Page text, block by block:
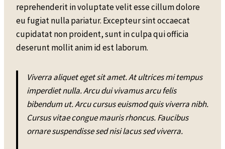
reprehenderit in voluptate velit esse cillum dolore
eu fugiat nulla pariatur. Excepteur sint occaecat
cupidatat non proident, sunt in culpa qui officia
deserunt mollit anim id est laborum.
Viverra aliquet eget sit amet. At ultrices mi tempus
imperdiet nulla. Arcu dui vivamus arcu felis
bibendum ut. Arcu cursus euismod quis viverra nibh.
Cursus vitae congue mauris rhoncus. Faucibus
ornare suspendisse sed nisi lacus sed viverra.